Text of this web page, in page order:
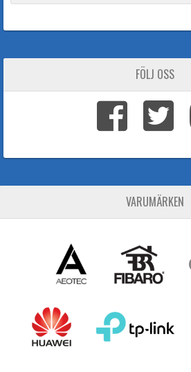
FÖLJ OSS
VARUMÄRKEN